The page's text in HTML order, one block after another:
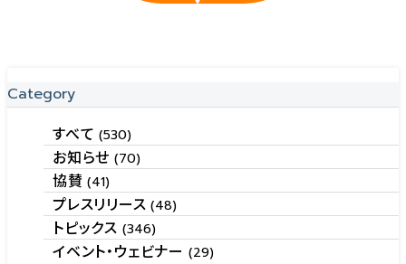
Category
すべて(530)
お知らせ (70)
協賛(41)
プレスリリース(48)
トピックス (346)
イベント・ウェビナー (29)